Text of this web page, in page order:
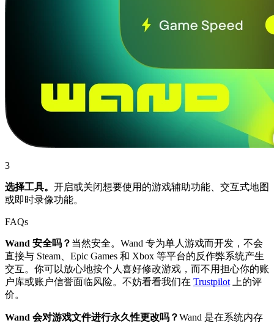
3
选择工具。 开启或关闭想要使用的游戏辅助功能、交互式地图
或即时录像功能。
FAQs
Wand 安全吗？ 当然安全。Wand 专为单人游戏而开发，不会
直接与 Steam、Epic Games 和 Xbox 等平台的反作弊系统产生
交互。你可以放心地按个人喜好修改游戏，而不用担心你的账
户库或账户信誉面临风险。不妨看看我们在 Trustpilot 上的评
价。
Wand 会对游戏文件进行永久性更改吗？Wand 是在系统内存